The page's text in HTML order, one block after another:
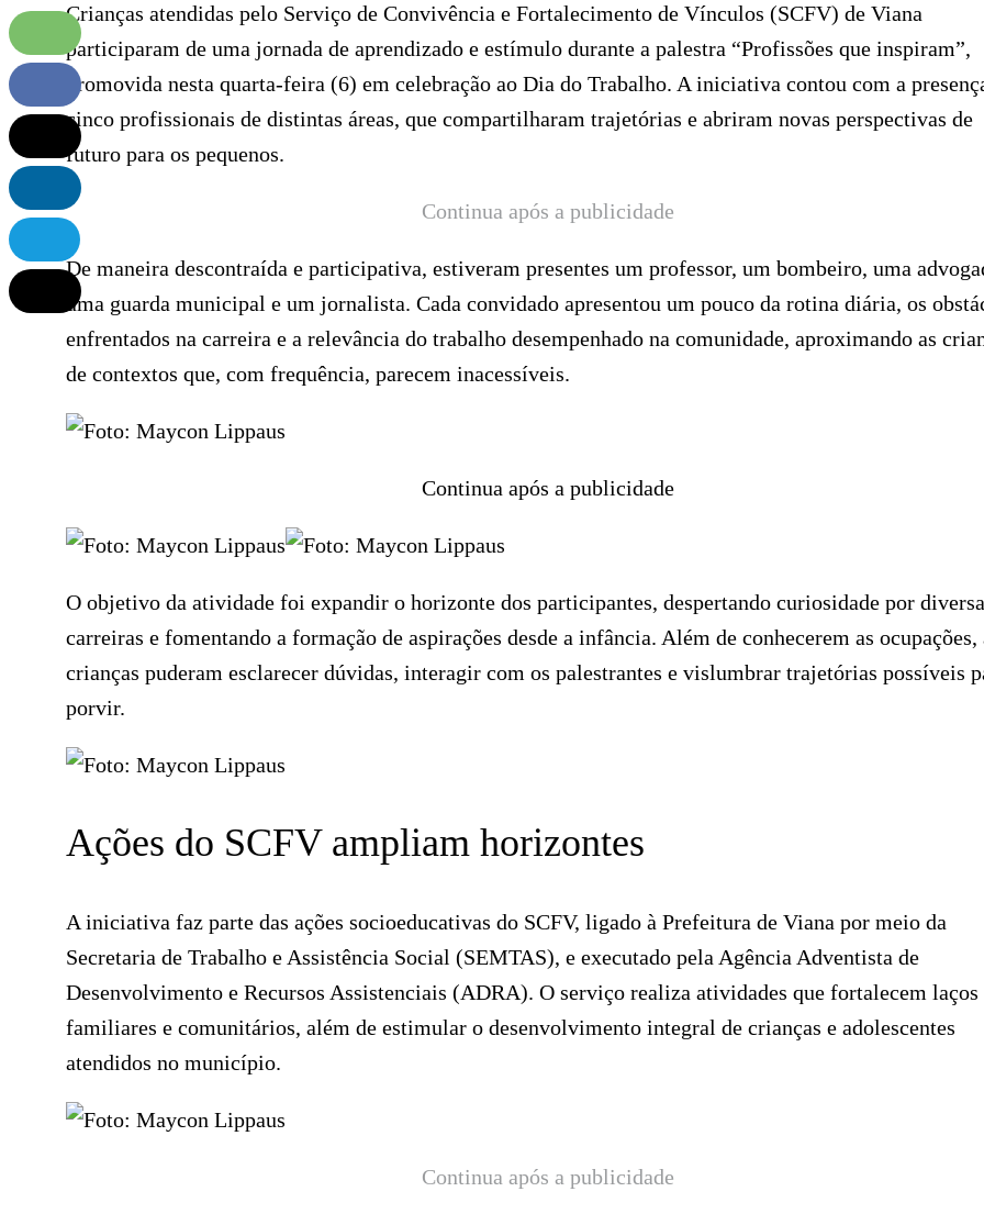
Crianças atendidas pelo Serviço de Convivência e Fortalecimento de Vínculos (SCFV) de Viana
participaram de uma jornada de aprendizado e estímulo durante a palestra “Profissões que inspiram”,
promovida nesta quarta-feira (6) em celebração ao Dia do Trabalho. A iniciativa contou com a
cinco profissionais de distintas áreas, que compartilharam trajetórias e abriram novas perspectivas de
futuro para os pequenos.
Continua após a publicidade
De maneira descontraída e participativa, estiveram presentes um professor, um bombeiro, uma
uma guarda municipal e um jornalista. Cada convidado apresentou um pouco da rotina diária, os
enfrentados na carreira e a relevância do trabalho desempenhado na comunidade, aproximando as
de contextos que, com frequência, parecem inacessíveis.
Continua após a publicidade
O objetivo da atividade foi expandir o horizonte dos participantes, despertando curiosidade por
carreiras e fomentando a formação de aspirações desde a infância. Além de conhecerem as ocupações,
crianças puderam esclarecer dúvidas, interagir com os palestrantes e vislumbrar trajetórias possíveis
porvir.
Ações do SCFV ampliam horizontes
A iniciativa faz parte das ações socioeducativas do SCFV, ligado à Prefeitura de Viana por meio da
Secretaria de Trabalho e Assistência Social (SEMTAS), e executado pela Agência Adventista de
Desenvolvimento e Recursos Assistenciais (ADRA). O serviço realiza atividades que fortalecem laços
familiares e comunitários, além de estimular o desenvolvimento integral de crianças e adolescentes
atendidos no município.
Continua após a publicidade